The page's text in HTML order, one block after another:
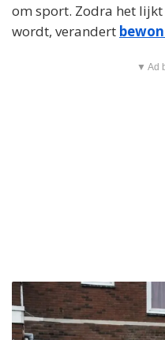
om sport. Zodra het
wordt, verandert
▼ Ad